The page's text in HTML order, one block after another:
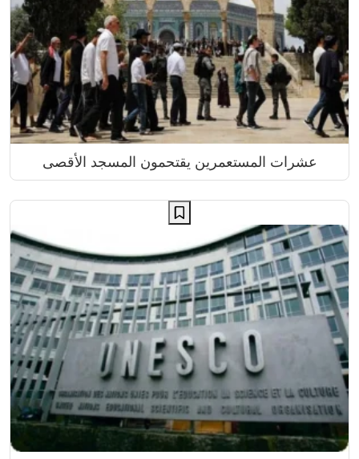
عشرات المستعمرين يقتحمون المسجد الأقصى